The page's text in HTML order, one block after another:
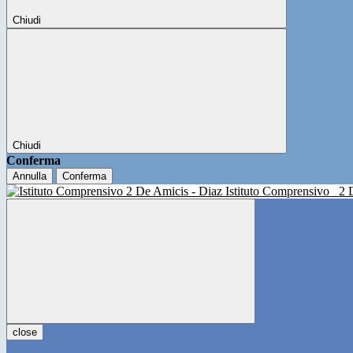
Chiudi
Chiudi
Conferma
Annulla Conferma
Istituto Comprensivo 2
close